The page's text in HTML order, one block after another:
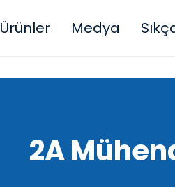
Ürünler Medya
2A